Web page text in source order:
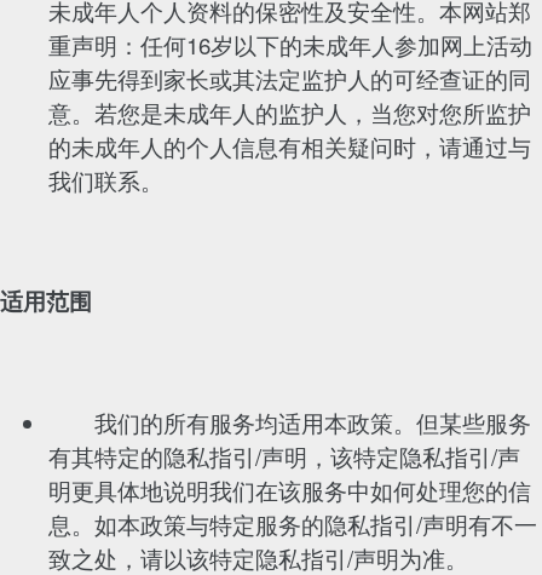
未成年人个人资料的保密性及安全性。本网站郑
重声明：任何16岁以下的未成年人参加网上活动
应事先得到家长或其法定监护人的可经查证的同
意。若您是未成年人的监护人，当您对您所监护
的未成年人的个人信息有相关疑问时，请通过与
我们联系。
适用范围
我们的所有服务均适用本政策。但某些服务
有其特定的隐私指引/声明，该特定隐私指引/声
明更具体地说明我们在该服务中如何处理您的信
息。如本政策与特定服务的隐私指引/声明有不一
致之处，请以该特定隐私指引/声明为准。